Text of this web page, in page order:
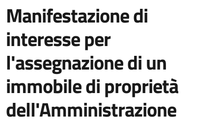
Manifestazione di
interesse per
l'assegnazione di un
immobile di proprietà
dell'Amministrazione